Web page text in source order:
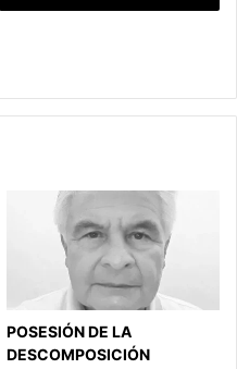
POSESIÓN DE LA
DESCOMPOSICIÓN